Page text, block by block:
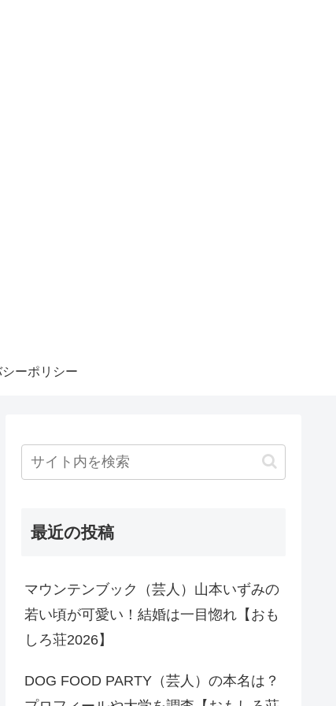
ーポリシー
最近の投稿
マウンテンブック（芸人）山本いずみの
若い頃が可愛い！結婚は一目惚れ【おも
しろ荘2026】
DOG FOOD PARTY（芸人）の本名は？